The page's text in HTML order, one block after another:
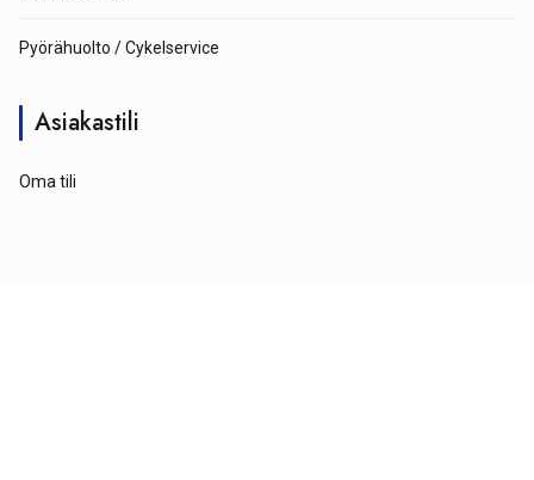
Pyörähuolto / Cykelservice
Asiakastili
Oma tili